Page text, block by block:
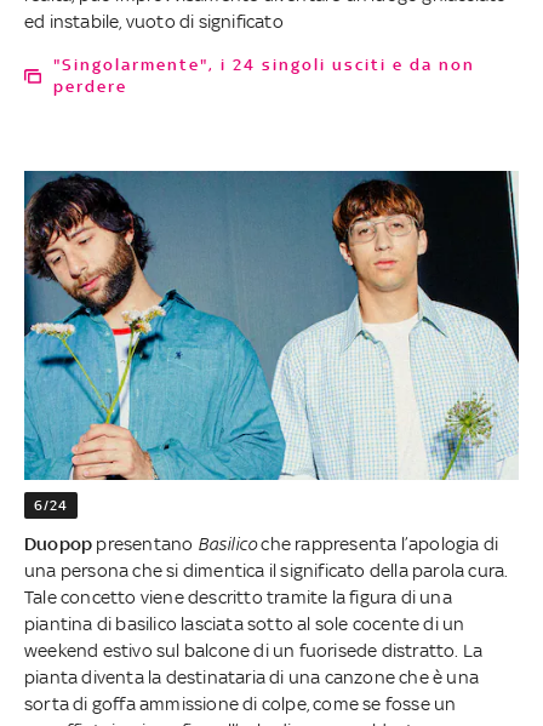
ed instabile, vuoto di significato
"Singolarmente", i 24 singoli usciti e da non
perdere
6/24
Duopop presentano Basilicoche rappresenta l’apologia di
una persona che si dimentica il significato della parola cura.
Tale concetto viene descritto tramite la figura di una
piantina di basilico lasciata sotto al sole cocente di un
weekend estivo sul balcone di un fuorisede distratto. La
pianta diventa la destinataria di una canzone che è una
sorta di goffa ammissione di colpe, come se fosse un